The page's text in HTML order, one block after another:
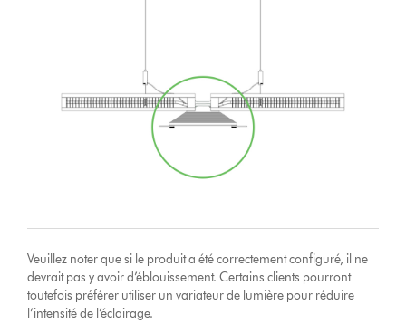
Veuillez noter que si le produit a été correctement configuré, il ne
devrait pas y avoir d’éblouissement. Certains clients pourront
toutefois préférer utiliser un variateur de lumière pour réduire
l’intensité de l’éclairage.